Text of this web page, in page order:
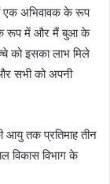
एक अभिवावक के रूप
के रूप में और मैं बुआ के
को इसका लाभ मिले
सभी को अपनी
आयु तक प्रतिमाह तीन
विकास विभाग के